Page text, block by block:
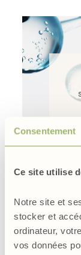
Consentement
Ce site utilise
Notre site et
stocker et
ordinateur,
vos données